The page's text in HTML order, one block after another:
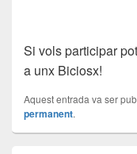
Si vols participar
a unx Biciosx!
Aquest entrada va ser
permanent.